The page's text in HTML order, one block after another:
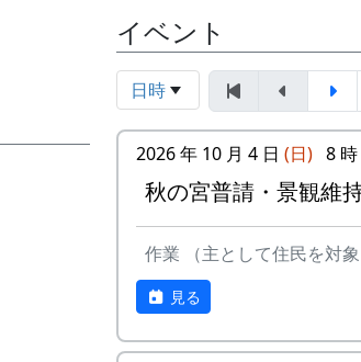
弁当を予約していたので、
宮普請（鹿柵点検）は、
が通った後なので、倒木だ
れや流れによるる柵の破損
ません。
蕎麦の種蒔きは8月20/21
すが、種が芽を切らなかっ
で、蒔き直しが必要になり
来るかどうか微妙。田圃が
なんじゃないかと思います
イベント
日時
2026 年 10 月 4 日 (日) 8 時
秋の宮普請・景観維
作業 （主として住民を対象
見る